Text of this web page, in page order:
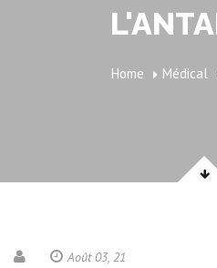
Home Médical
Août 03, 21